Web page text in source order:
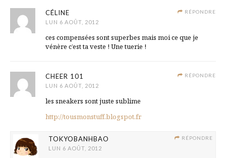
RÉPONDRE
CÉLINE
LUN 6 AOÛT, 2012
ces compensées sont superbes mais moi ce que je
vénère c’est ta veste ! Une tuerie !
RÉPONDRE
CHEER 101
LUN 6 AOÛT, 2012
les sneakers sont juste sublime
http://tousmonstuff.blogspot.fr
RÉPONDRE
TOKYOBANHBAO
LUN 6 AOÛT, 2012